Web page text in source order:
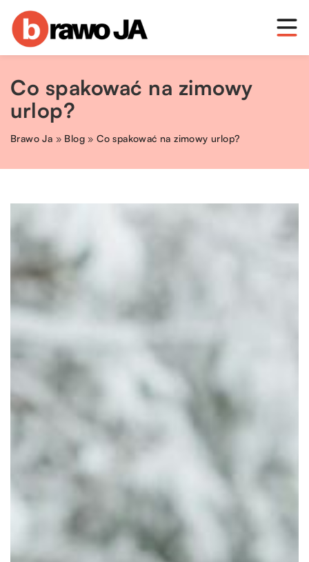
Co spakować na zimowy
urlop?
Brawo Ja » Blog »Co spakować na zimowy urlop?